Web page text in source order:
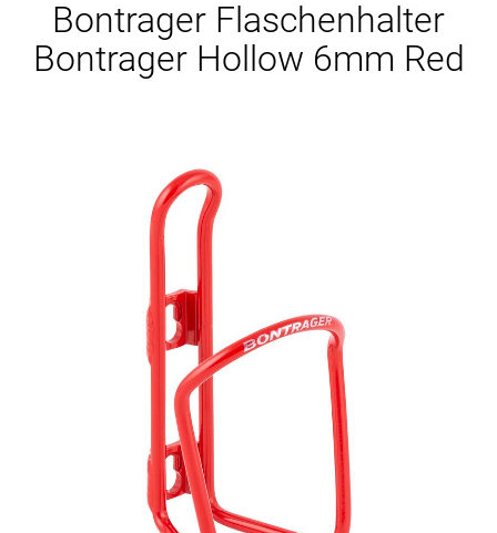
Bontrager Flaschenhalter
Bontrager Hollow 6mm Red